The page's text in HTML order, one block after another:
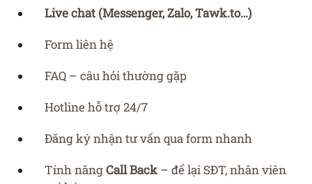
Live chat (Messenger, Zalo, Tawk.to…)
Form liên hệ
FAQ – câu hỏi thường gặp
Hotline hỗ trợ 24/7
Đăng ký nhận tư vấn qua form nhanh
Tính năngCall Back – để lại SĐT, nhân viên